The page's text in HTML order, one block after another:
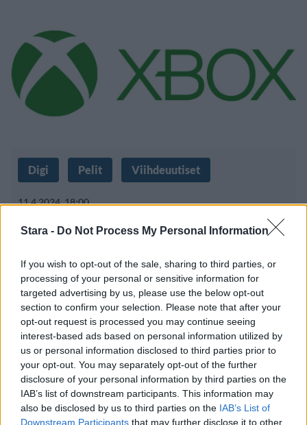
Stara - Do Not Process My Personal Information
If you wish to opt-out of the sale, sharing to third parties, or
processing of your personal or sensitive information for
targeted advertising by us, please use the below opt-out
section to confirm your selection. Please note that after your
opt-out request is processed you may continue seeing
interest-based ads based on personal information utilized by
us or personal information disclosed to third parties prior to
your opt-out. You may separately opt-out of the further
disclosure of your personal information by third parties on the
IAB’s list of downstream participants. This information may
also be disclosed by us to third parties on the IAB’s List of
Downstream Participants that may further disclose it to other
Digi Pelit Viihdeuutiset
11.4.2024, 18:00
pelien listan kärjessä vanhat
suosikit